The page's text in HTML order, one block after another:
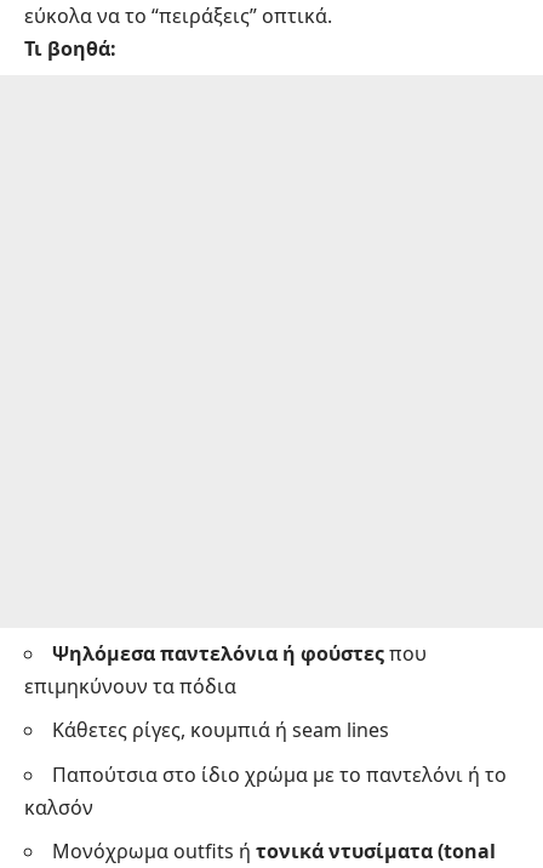
εύκολα να το “πειράξεις” οπτικά.
Τι βοηθά:
Ψηλόμεσα παντελόνια ή φούστεςπου
επιμηκύνουν τα πόδια
Κάθετες ρίγες, κουμπιά ή seam lines
Παπούτσια στο ίδιο χρώμα με το παντελόνι ή το
καλσόν
Μονόχρωμα outfits ή τονικά ντυσίματα (tonal